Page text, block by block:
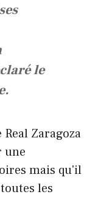
le
Zaragoza
une
mais qu'il
les